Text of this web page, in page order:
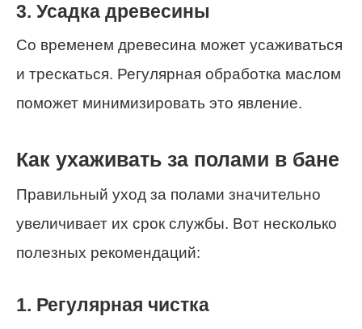
3. Усадка древесины
Со временем древесина может усаживаться
и трескаться. Регулярная обработка маслом
поможет минимизировать это явление.
Как ухаживать за полами в бане
Правильный уход за полами значительно
увеличивает их срок службы. Вот несколько
полезных рекомендаций:
1. Регулярная чистка